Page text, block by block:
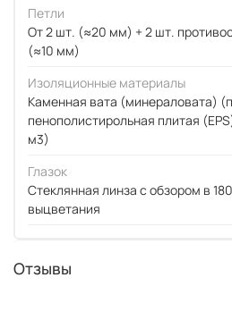
Петли
От 2 шт. (≈20 мм) + 2 шт.
(≈10 мм)
Изоляционные материалы
Каменная вата (минераловата)
пенополистирольная плитая
м3)
Глазок
Стеклянная линза с обзором в
выцветания
Отзывы